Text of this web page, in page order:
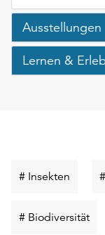
.
Ausstellungen
Lernen &
# Insekten
# Biodiversität